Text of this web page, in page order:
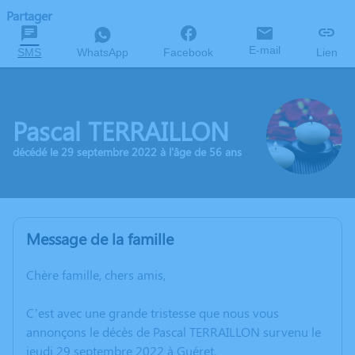
Partager
SMS WhatsApp Facebook E-mail Lien
Pascal TERRAILLON
décédé le 29 septembre 2022 à l'âge de 56 ans
Message de la famille
Chère famille, chers amis,
C’est avec une grande tristesse que nous vous
annonçons le décès de Pascal TERRAILLON survenu le
jeudi 29 septembre 2022 à Guéret.